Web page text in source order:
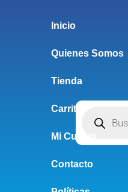
Inicio
Quienes Somos
Tienda
Carrito
Mi Cuenta
Contacto